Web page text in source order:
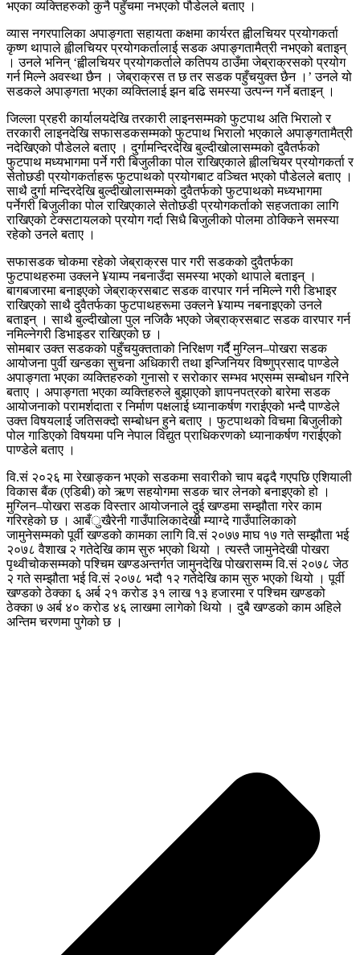
भएका व्यक्तिहरुको कुनै पहुँचमा नभएको पौडेलले बताए ।
व्यास नगरपालिका अपाङ्गता सहायता कक्षमा कार्यरत ह्वीलचियर प्रयोगकर्ता
कृष्ण थापाले ह्वीलचियर प्रयोगकर्तालाई सडक अपाङ्गतामैत्री नभएको बताइन्
। उनले भनिन् ‘ह्वीलचियर प्रयोगकर्ताले कतिपय ठाउँमा जेब्राक्रसको प्रयोग
गर्न मिल्ने अवस्था छैन । जेब्राक्रस त छ तर सडक पहुँचयुक्त छैन ।’ उनले यो
सडकले अपाङ्गता भएका व्यक्तिलाई झन बढि समस्या उत्पन्न गर्ने बताइन् ।
जिल्ला प्रहरी कार्यालयदेखि तरकारी लाइनसम्मको फुटपाथ अति भिरालो र
तरकारी लाइनदेखि सफासडकसम्मको फुटपाथ भिरालो भएकाले अपाङ्गतामैत्री
नदेखिएको पौडेलले बताए । दुर्गामन्दिरदेखि बुल्दीखोलासम्मको दुवैतर्फको
फुटपाथ मध्यभागमा पर्ने गरी बिजुलीका पोल राखिएकाले ह्वीलचियर प्रयोगकर्ता र
सेतोछडी प्रयोगकर्ताहरू फुटपाथको प्रयोगबाट वञ्चित भएको पौडेलले बताए ।
साथै दुर्गा मन्दिरदेखि बुल्दीखोलासम्मको दुवैतर्फको फुटपाथको मध्यभागमा
पर्नेगरी बिजुलीका पोल राखिएकाले सेतोछडी प्रयोगकर्ताको सहजताका लागि
राखिएको टेक्सटायलको प्रयोग गर्दा सिधै बिजुलीको पोलमा ठोक्किने समस्या
रहेको उनले बताए ।
सफासडक चोकमा रहेको जेब्राक्रस पार गरी सडकको दुवैतर्फका
फुटपाथहरुमा उक्लने ¥याम्प नबनाउँदा समस्या भएको थापाले बताइन् ।
बागबजारमा बनाइएको जेब्राक्रसबाट सडक वारपार गर्न नमिल्ने गरी डिभाइर
राखिएको साथै दुवैतर्फका फुटपाथहरूमा उक्लने ¥याम्प नबनाइएको उनले
बताइन् । साथै बुल्दीखोला पुल नजिकै भएको जेब्राक्रसबाट सडक वारपार गर्न
नमिल्नेगरी डिभाइडर राखिएको छ ।
सोमबार उक्त सडकको पहुँचयुक्तताको निरिक्षण गर्दै मुग्लिन–पोखरा सडक
आयोजना पुर्वी खन्डका सुचना अधिकारी तथा इन्जिनियर विष्णुप्रसाद पाण्डेले
अपाङ्गता भएका व्यक्तिहरुको गुनासो र सरोकार सम्भव भएसम्म सम्बोधन गरिने
बताए । अपाङ्गता भएका व्यक्तिहरुले बुझाएको ज्ञापनपत्रको बारेमा सडक
आयोजनाको परामर्शदाता र निर्माण पक्षलाई ध्यानाकर्षण गराईएको भन्दै पाण्डेले
उक्त विषयलाई जतिसक्दो सम्बोधन हुने बताए । फुटपाथको विचमा बिजुलीको
पोल गाडिएको विषयमा पनि नेपाल विद्युत प्राधिकरणको ध्यानाकर्षण गराईएको
पाण्डेले बताए ।
वि.सं २०२६ मा रेखाङ्कन भएको सडकमा सवारीको चाप बढ्दै गएपछि एशियाली
विकास बैंक (एडिबी) को ऋण सहयोगमा सडक चार लेनको बनाइएको हो ।
मुग्लिन–पोखरा सडक विस्तार आयोजनाले दुई खण्डमा सम्झौता गरेर काम
गरिरहेको छ । आबँुखैरेनी गाउँपालिकादेखी म्याग्दे गाउँपालिकाको
जामुनेसम्मको पूर्वी खण्डको कामका लागि वि.सं २०७७ माघ १७ गते सम्झौता भई
२०७८ वैशाख २ गतेदेखि काम सुरु भएको थियो । त्यस्तै जामुनेदेखी पोखरा
पृथ्वीचोकसम्मको पश्चिम खण्डअन्तर्गत जामुनदेखि पोखरासम्म वि.सं २०७८ जेठ
२ गते सम्झौता भई वि.सं २०७८ भदौ १२ गतेदेखि काम सुरु भएको थियो । पूर्वी
खण्डको ठेक्का ६ अर्ब २१ करोड ३१ लाख १३ हजारमा र पश्चिम खण्डको
ठेक्का ७ अर्ब ४० करोड ४६ लाखमा लागेको थियो । दुबै खण्डको काम अहिले
अन्तिम चरणमा पुगेको छ ।